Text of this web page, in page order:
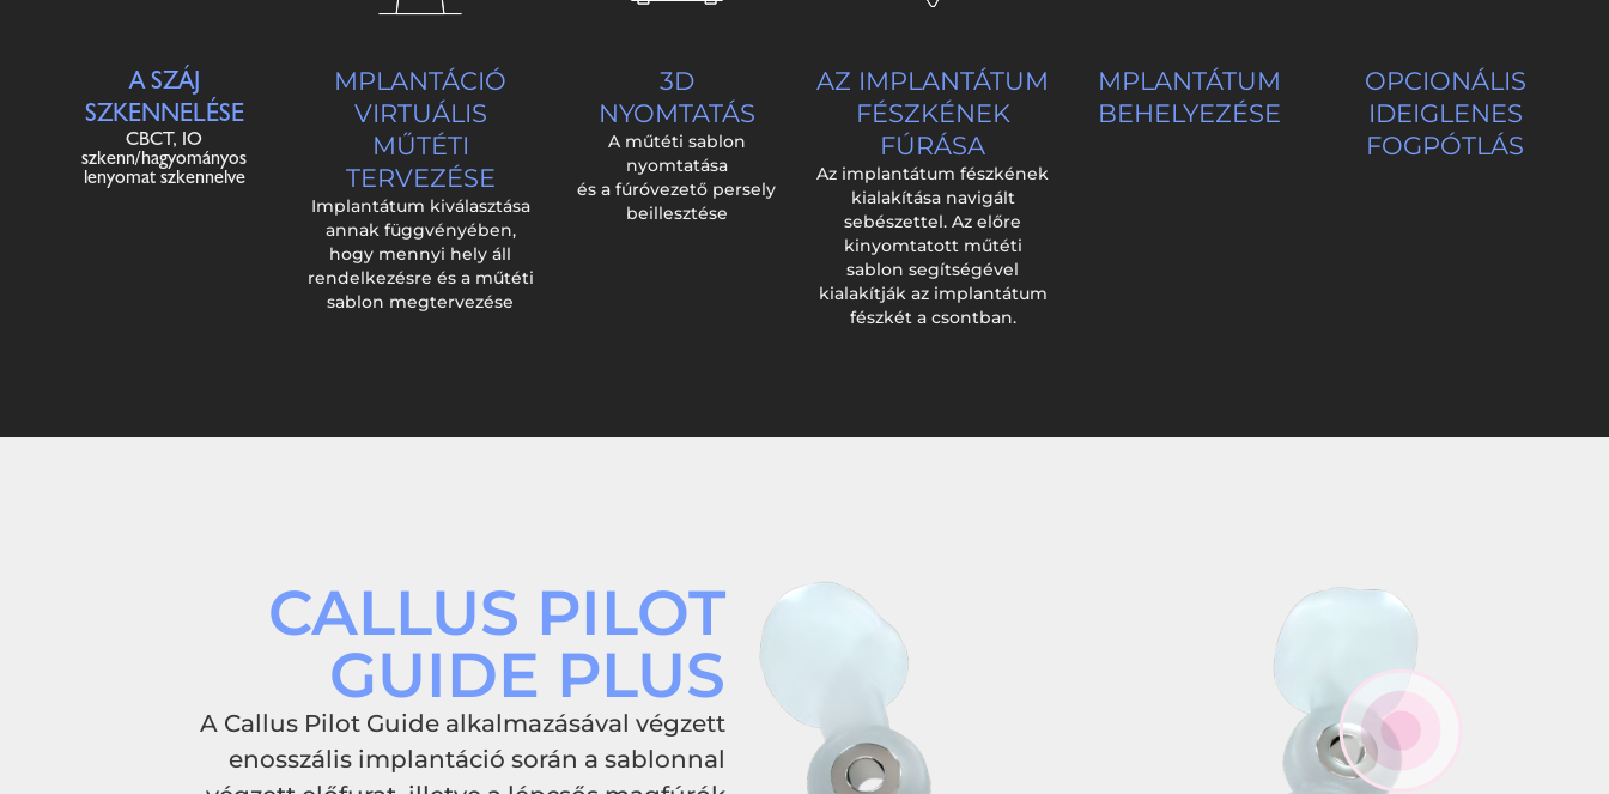
A SZÁJ
SZKENNELÉSE
CBCT, IO
szkenn/hagyományos
lenyomat szkennelve
MPLANTÁCIÓ
VIRTUÁLIS
MŰTÉTI
TERVEZÉSE
Implantátum kiválasztása
annak függvényében,
hogy mennyi hely áll
rendelkezésre és a műtéti
sablon megtervezése
3D
NYOMTATÁS
A műtéti sablon
nyomtatása
és a fúróvezető persely
beillesztése
AZ IMPLANTÁTUM
FÉSZKÉNEK
FÚRÁSA
Az implantátum fészkének
kialakítása navigált
sebészettel. Az előre
kinyomtatott műtéti
sablon segítségével
kialakítják az implantátum
fészkét a csontban.
MPLANTÁTUM
BEHELYEZÉSE
OPCIONÁLIS
IDEIGLENES
FOGPÓTLÁS
CALLUS PILOT
GUIDE PLUS
A Callus Pilot Guide alkalmazásával végzett
enosszális implantáció során a sablonnal